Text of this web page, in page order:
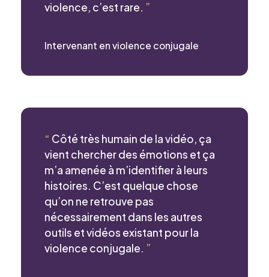
violence, c’est rare. ”
Intervenant en violence conjugale
“ Côté très humain de la vidéo, ça
vient chercher des émotions et ça
m’a amenée à m’identifier à leurs
histoires. C’est quelque chose
qu’on ne retrouve pas
nécessairement dans les autres
outils et vidéos existant pour la
violence conjugale. ”